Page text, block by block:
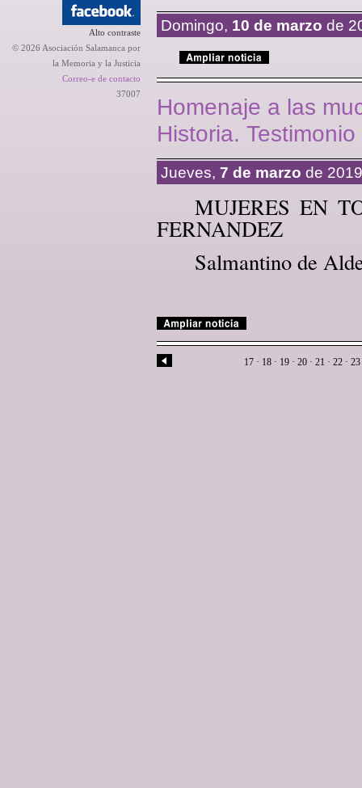
Alto contraste
© 2026 Asociación Salamanca por
la Memoria y la Justicia
Correo-e de contacto
37007
Domingo, 10 de marzo de
Homenaje a las
Historia.
Jueves, 7 de marzo de 2019
MUJERES EN
FERNANDEZ
Salmantino de
17 · 18 · 19 ·20 ·21 ·22 ·